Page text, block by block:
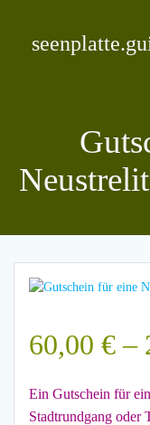
springen
60,00 € –
Ein Gutschein für
Stadtrundgang oder